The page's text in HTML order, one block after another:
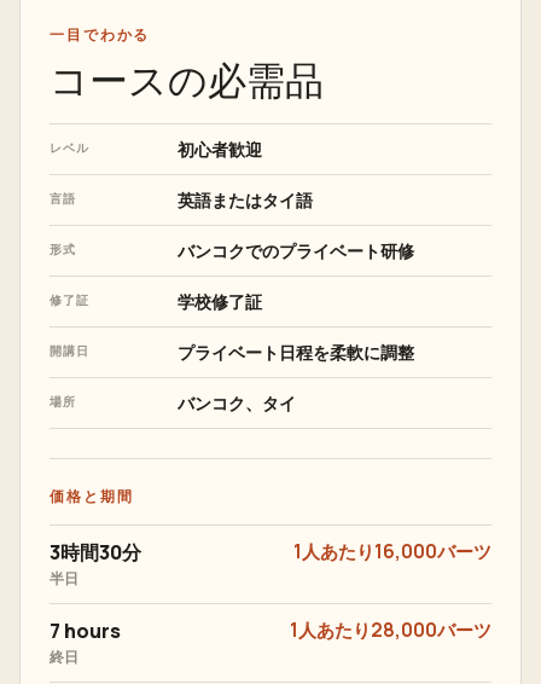
一目でわかる
コースの必需品
レベル 初心者歓迎
言語 英語またはタイ語
形式 バンコクでのプライベート研修
修了証 学校修了証
開講日 プライベート日程を柔軟に調整
場所 バンコク、タイ
価格と期間
3時間30分
半日
1人あたり16,000バーツ
7 hours
終日
1人あたり28,000バーツ